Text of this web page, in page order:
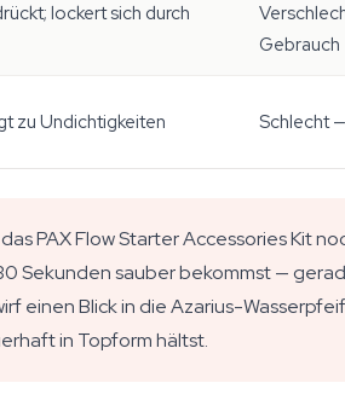
lockert sich durch
Gebrauch
zu Undichtigkeiten Schlecht
PAX Flow Starter Accessories Kit
Sekunden sauber bekommst —
einen Blick in die Azarius-
in Topform hältst.